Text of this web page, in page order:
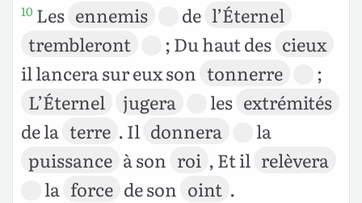
10 Les ennemis de l’Éternel
trembleront
; Du haut des cieux
il lancera sur eux son tonnerre
;
L’Éternel
jugera les extrémités
de la terre . Il donnera
la
puissance à son roi , Et il relèvera
la force de son oint .